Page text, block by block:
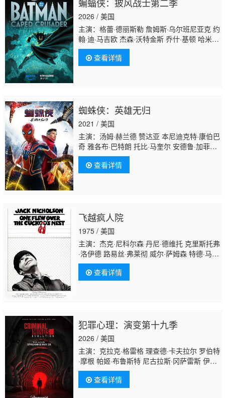
蝙蝠侠：披风战士第二季
2026 / 美国
主演：格蕾·德丽斯勒 詹姆斯·乌尔班尼亚克 约
翰·迪·马吉欧 杰森·沃特金斯 乔什·基顿 哈米什
·林克莱特 马修·尼达姆 拉瑞恩·纽曼 加里·安东
尼·威廉斯 罗南·拉夫特瑞 埃里克·摩根·斯图尔
特 克里斯托·乔伊·布朗 米歇尔·C·博尼拉 JP·卡
查看详情
蜘蛛侠：英雄无归
2021 / 美国
主演：汤姆·赫兰德 赞达亚 本尼迪克特·康伯巴
奇 雅各布·巴特朗 托比·马奎尔 安德鲁·加菲尔
德 玛丽莎·托梅 乔恩·费儒 本尼迪克特·黄 威廉
·达福 阿尔弗雷德·莫里纳 托马斯·哈登·丘奇 杰
米·福克斯 瑞斯·伊凡斯 J·K·西蒙斯 查理·考克
·陈婷 格伦·基奥 帕丽丝·本杰明 朱万达斯·坎迪
斯 泰勒·圣克莱尔 小豪尔赫·兰登伯格 何塞·阿
尔弗雷多·费尔南德斯
查看详情
飞越疯人院
1975 / 美国
主演：杰克·尼科尔森 丹尼·德维托 克里斯托弗
·洛伊德 路易丝·弗莱彻 威尔·萨姆森 特德·马克
兰德 布拉德·道里夫 斯加特曼·克罗索斯 迈克
尔·贝里曼 彼得·布罗科 穆瓦科·卡姆布卡 威廉·
达尔 乔西普·艾利克 西德尼·拉斯克 凯·李 德怀
查看详情
犯罪心理：演变第十九季
2026 / 美国
主演：克拉克·格雷格 理查德·卡夫拉尔 罗伯特
·摩根 帕姬·布鲁斯特 尼古拉斯·冈萨雷斯 伊薇
特·尼科尔·布朗 贾斯汀·柯克 克莱斯·威廉斯 琳
登·史密斯 达什·米霍克 扎克·吉尔福德 乔·曼特
纳 A·J·库克 约瑟夫·克罗斯 亚当·罗德里格
查看详情